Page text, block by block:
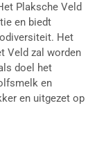
Plaksche Veld
en biedt
Het
Veld zal worden
doel het
en
en uitgezet op